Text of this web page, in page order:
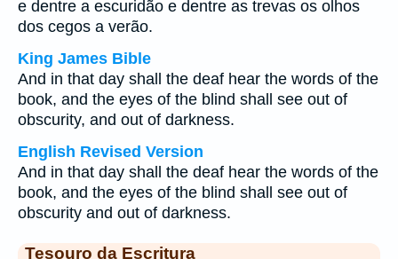
e dentre a escuridão e dentre as trevas os olhos
dos cegos a verão.
King James Bible
And in that day shall the deaf hear the words of the
book, and the eyes of the blind shall see out of
obscurity, and out of darkness.
English Revised Version
And in that day shall the deaf hear the words of the
book, and the eyes of the blind shall see out of
obscurity and out of darkness.
Tesouro da Escritura